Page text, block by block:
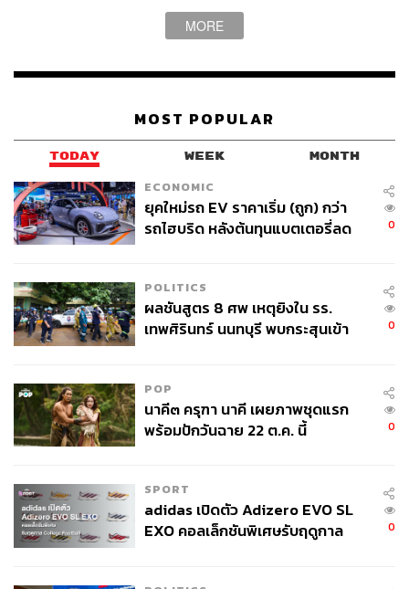
ภาพ: @bayer04_en / X
อ้างอิง:
https://sportsbrief.com/football/65359-bayer-leverkus
eague-race-ends/
TAGS: กีฬาฟุตบอล
MORE
MOST POPULAR
TODAY WEEK MONTH
ECONOMIC
ยุคใหม่รถ EV ราคาเริ่ม (ถูก) กว่า
รถไฮบริด หลังต้นทุนแบตเตอรี่ลด
0
POLITICS
ผลชันสูตร 8 ศพ เหตุยิงใน รร.
เทพศิรินทร์ นนทบุรี พบกระสุนเข้า
0
POP
นาคี๓ ครุฑา นาคี เผยภาพชุดแรก
พร้อมปักวันฉาย 22 ต.ค. นี้
0
SPORT
adidas เปิดตัว Adizero EVO SL
EXO คอลเล็กชันพิเศษรับฤดูกาล
0